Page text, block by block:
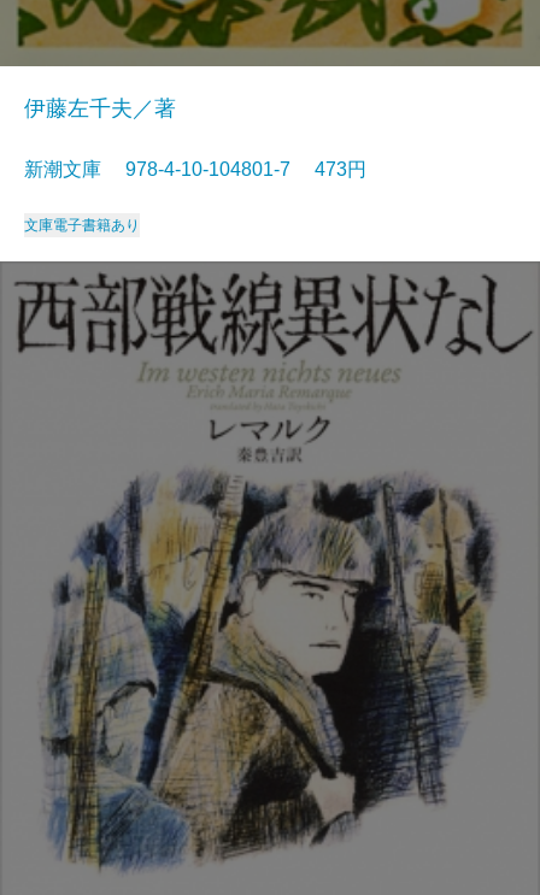
伊藤左千夫／著
新潮文庫 978-4-10-104801-7 473円
文庫電子書籍あり